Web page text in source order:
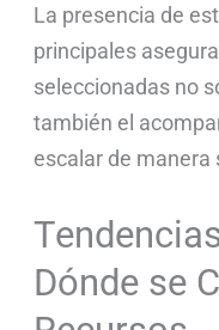
La presencia de
principales
seleccionadas no
también el
escalar de manera
Dónde se